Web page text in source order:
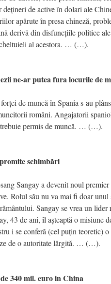
de active în dolari ale
apărute în presa chineză,
derivă din disfuncţiile politice
cheltuieli al acestora. … (…).
ne-ar putea fura locurile de
de muncă în Spania s-au
români. Angajatorii
permis de muncă. … (…).
schimbări
Sangay a devenit noul
Rolul său nu va mai fi doar
Sangay se vrea un lider
43 de ani, îl aşteaptă o misiune
i se conferă (cel puţin teoretic) o
de o autoritate lărgită. … (…).
340 mil. euro in China